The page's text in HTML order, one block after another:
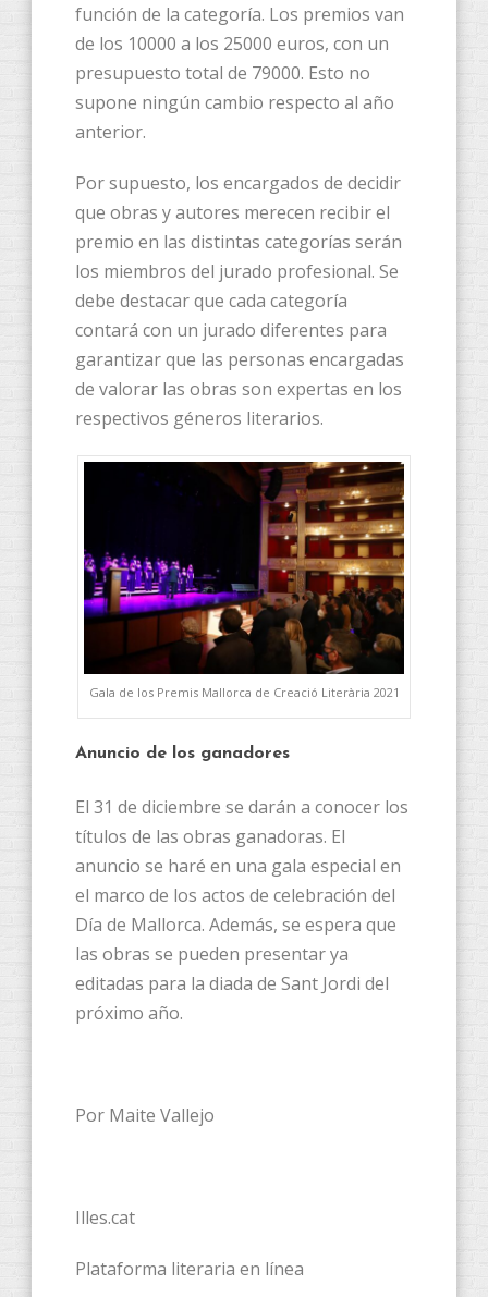
función de la categoría. Los premios van
de los 10000 a los 25000 euros, con un
presupuesto total de 79000. Esto no
supone ningún cambio respecto al año
anterior.
Por supuesto, los encargados de decidir
que obras y autores merecen recibir el
premio en las distintas categorías serán
los miembros del jurado profesional. Se
debe destacar que cada categoría
contará con un jurado diferentes para
garantizar que las personas encargadas
de valorar las obras son expertas en los
respectivos géneros literarios.
Gala de los Premis Mallorca de Creació Literària 2021
Anuncio de los ganadores
El 31 de diciembre se darán a conocer los
títulos de las obras ganadoras. El
anuncio se haré en una gala especial en
el marco de los actos de celebración del
Día de Mallorca. Además, se espera que
las obras se pueden presentar ya
editadas para la diada de Sant Jordi del
próximo año.
Por Maite Vallejo
Illes.cat
Plataforma literaria en línea